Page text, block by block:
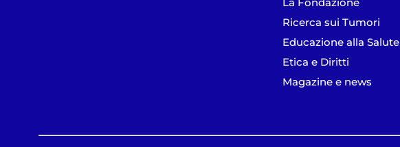
La Fondazione
Ricerca sui Tumori
Educazione alla Salute
Etica e Diritti
Magazine e news